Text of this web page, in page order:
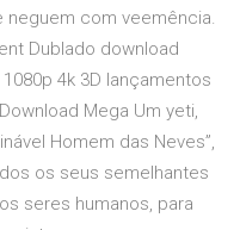
com veemência.
Dublado download
4k 3D lançamentos
Mega Um yeti,
Homem das Neves”,
os seus semelhantes
seres humanos, para